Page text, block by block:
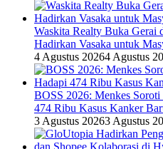
Waskita Realty Buka Gerai
Hadirkan Vasaka untuk
4 Agustus 20264 Agustus
BOSS 2026: Menkes
474 Ribu Kasus Kanker
3 Agustus 20263 Agustus